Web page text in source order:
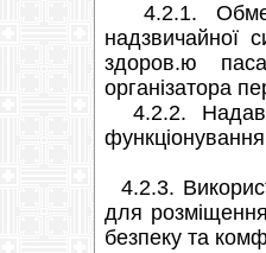
4.2.1.
надзвичайної
здоров.ю
організатора
4.2.2.
4.2.3.
для
безпеку та